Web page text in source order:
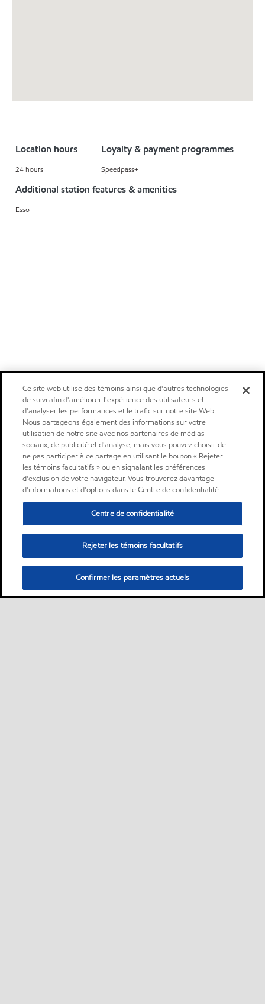
Location hours
24 hours
Loyalty & payment programmes
Speedpass+
Additional station features & amenities
Esso
Ce site web utilise des témoins ainsi que d'autres technologies
de suivi afin d'améliorer l'expérience des utilisateurs et
d'analyser les performances et le trafic sur notre site Web.
Nous partageons également des informations sur votre
utilisation de notre site avec nos partenaires de médias
sociaux, de publicité et d'analyse, mais vous pouvez choisir de
ne pas participer à ce partage en utilisant le bouton « Rejeter
les témoins facultatifs » ou en signalant les préférences
d'exclusion de votre navigateur. Vous trouverez davantage
d'informations et d'options dans le Centre de confidentialité.
Centre de confidentialité
Rejeter les témoins facultatifs
Confirmer les paramètres actuels